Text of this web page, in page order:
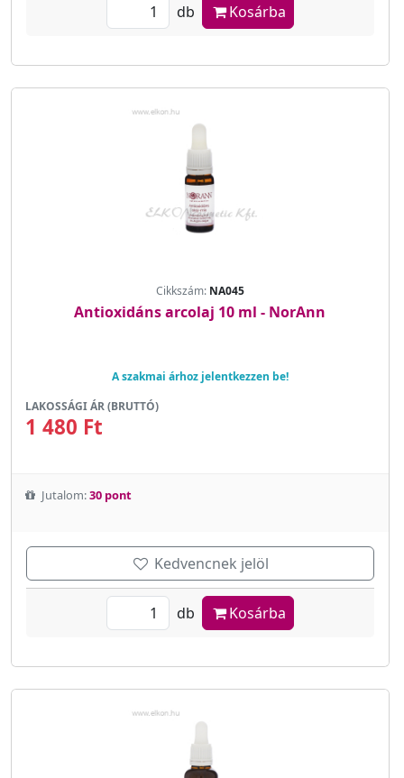
db Kosárba
Cikkszám: NA045
Antioxidáns arcolaj 10 ml - NorAnn
A szakmai árhoz jelentkezzen be!
LAKOSSÁGI ÁR (BRUTTÓ)
1 480 Ft
Jutalom:30 pont
Kedvencnek jelöl
db Kosárba